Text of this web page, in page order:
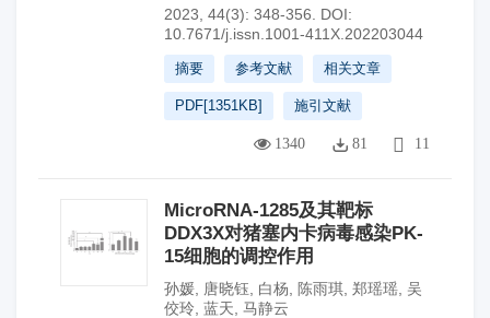
2023, 44(3): 348-356.
DOI:
10.7671/j.issn.1001-411X.202203044
摘要 参考文献 相关文章
PDF[1351KB] 施引文献
1340 81 11
MicroRNA-1285及其靶标
DDX3X对猪塞内卡病毒感染PK-
15细胞的调控作用
孙媛 唐晓钰 白杨 陈雨琪 郑瑶瑶 吴
佼玲 蓝天 马静云